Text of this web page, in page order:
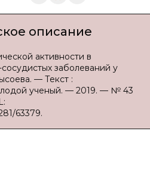
описание
активности в
заболеваний у
— Текст :
ученый. — 2019. — № 43
63379.